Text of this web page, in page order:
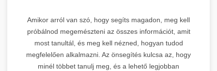
Amikor arról van szó, hogy segíts magadon, meg kell
próbálnod megemészteni az összes információt, amit
most tanultál, és meg kell nézned, hogyan tudod
megfelelően alkalmazni. Az önsegítés kulcsa az, hogy
minél többet tanulj meg, és a lehető legjobban